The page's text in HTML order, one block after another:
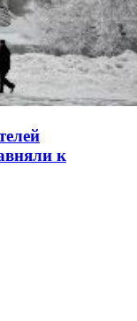
к